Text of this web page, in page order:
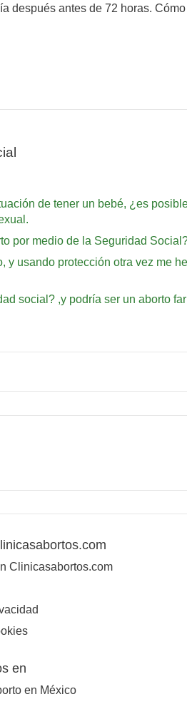
antes de 72 horas.
de tener un bebé, ¿es
por medio de la Seguridad
usando protección otra vez me
social? ,y podría ser un aborto
Clinicasabortos.com
en
en México